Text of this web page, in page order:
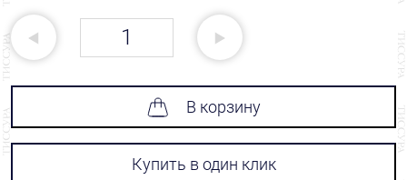
В корзину
Купить в один клик